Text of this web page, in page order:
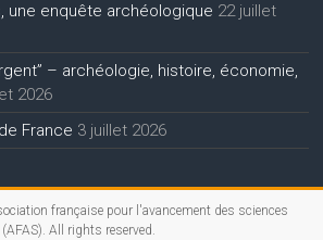
une enquête archéologique 22 juillet
– archéologie, histoire, économie,
2026
France 3 juillet 2026
française pour l'avancement des sciences
(AFAS). All rights reserved.